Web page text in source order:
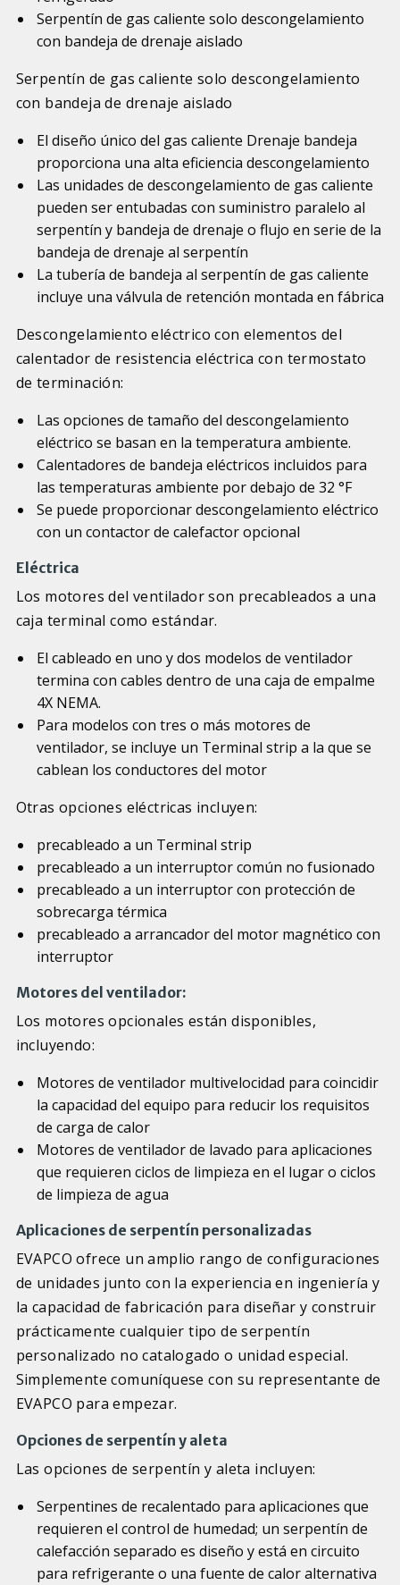
Serpentín de gas caliente solo descongelamiento
con bandeja de drenaje aislado
Serpentín de gas caliente solo descongelamiento
con bandeja de drenaje aislado
El diseño único del gas caliente Drenaje bandeja
proporciona una alta eficiencia descongelamiento
Las unidades de descongelamiento de gas caliente
pueden ser entubadas con suministro paralelo al
serpentín y bandeja de drenaje o flujo en serie de la
bandeja de drenaje al serpentín
La tubería de bandeja al serpentín de gas caliente
incluye una válvula de retención montada en fábrica
Descongelamiento eléctrico con elementos del
calentador de resistencia eléctrica con termostato
de terminación:
Las opciones de tamaño del descongelamiento
eléctrico se basan en la temperatura ambiente.
Calentadores de bandeja eléctricos incluidos para
las temperaturas ambiente por debajo de 32 °F
Se puede proporcionar descongelamiento eléctrico
con un contactor de calefactor opcional
Eléctrica
Los motores del ventilador son precableados a una
caja terminal como estándar.
El cableado en uno y dos modelos de ventilador
termina con cables dentro de una caja de empalme
4X NEMA.
Para modelos con tres o más motores de
ventilador, se incluye un Terminal strip a la que se
cablean los conductores del motor
Otras opciones eléctricas incluyen:
precableado a un Terminal strip
precableado a un interruptor común no fusionado
precableado a un interruptor con protección de
sobrecarga térmica
precableado a arrancador del motor magnético con
interruptor
Motores del ventilador:
Los motores opcionales están disponibles,
incluyendo:
Motores de ventilador multivelocidad para coincidir
la capacidad del equipo para reducir los requisitos
de carga de calor
Motores de ventilador de lavado para aplicaciones
que requieren ciclos de limpieza en el lugar o ciclos
de limpieza de agua
Aplicaciones de serpentín personalizadas
EVAPCO ofrece un amplio rango de configuraciones
de unidades junto con la experiencia en ingeniería y
la capacidad de fabricación para diseñar y construir
prácticamente cualquier tipo de serpentín
personalizado no catalogado o unidad especial.
Simplemente comuníquese con su representante de
EVAPCO para empezar.
Opciones de serpentín y aleta
Las opciones de serpentín y aleta incluyen:
Serpentines de recalentado para aplicaciones que
requieren el control de humedad; un serpentín de
calefacción separado es diseño y está en circuito
para refrigerante o una fuente de calor alternativa